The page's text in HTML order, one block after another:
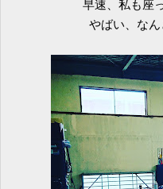
早速、私も座
やばい、なん